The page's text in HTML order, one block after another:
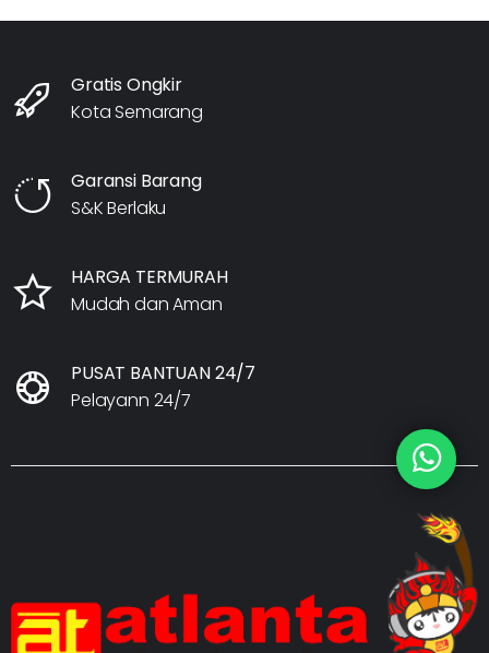
Gratis Ongkir
Kota Semarang
Garansi Barang
S&K Berlaku
HARGA TERMURAH
Mudah dan Aman
PUSAT BANTUAN 24/7
Pelayann 24/7